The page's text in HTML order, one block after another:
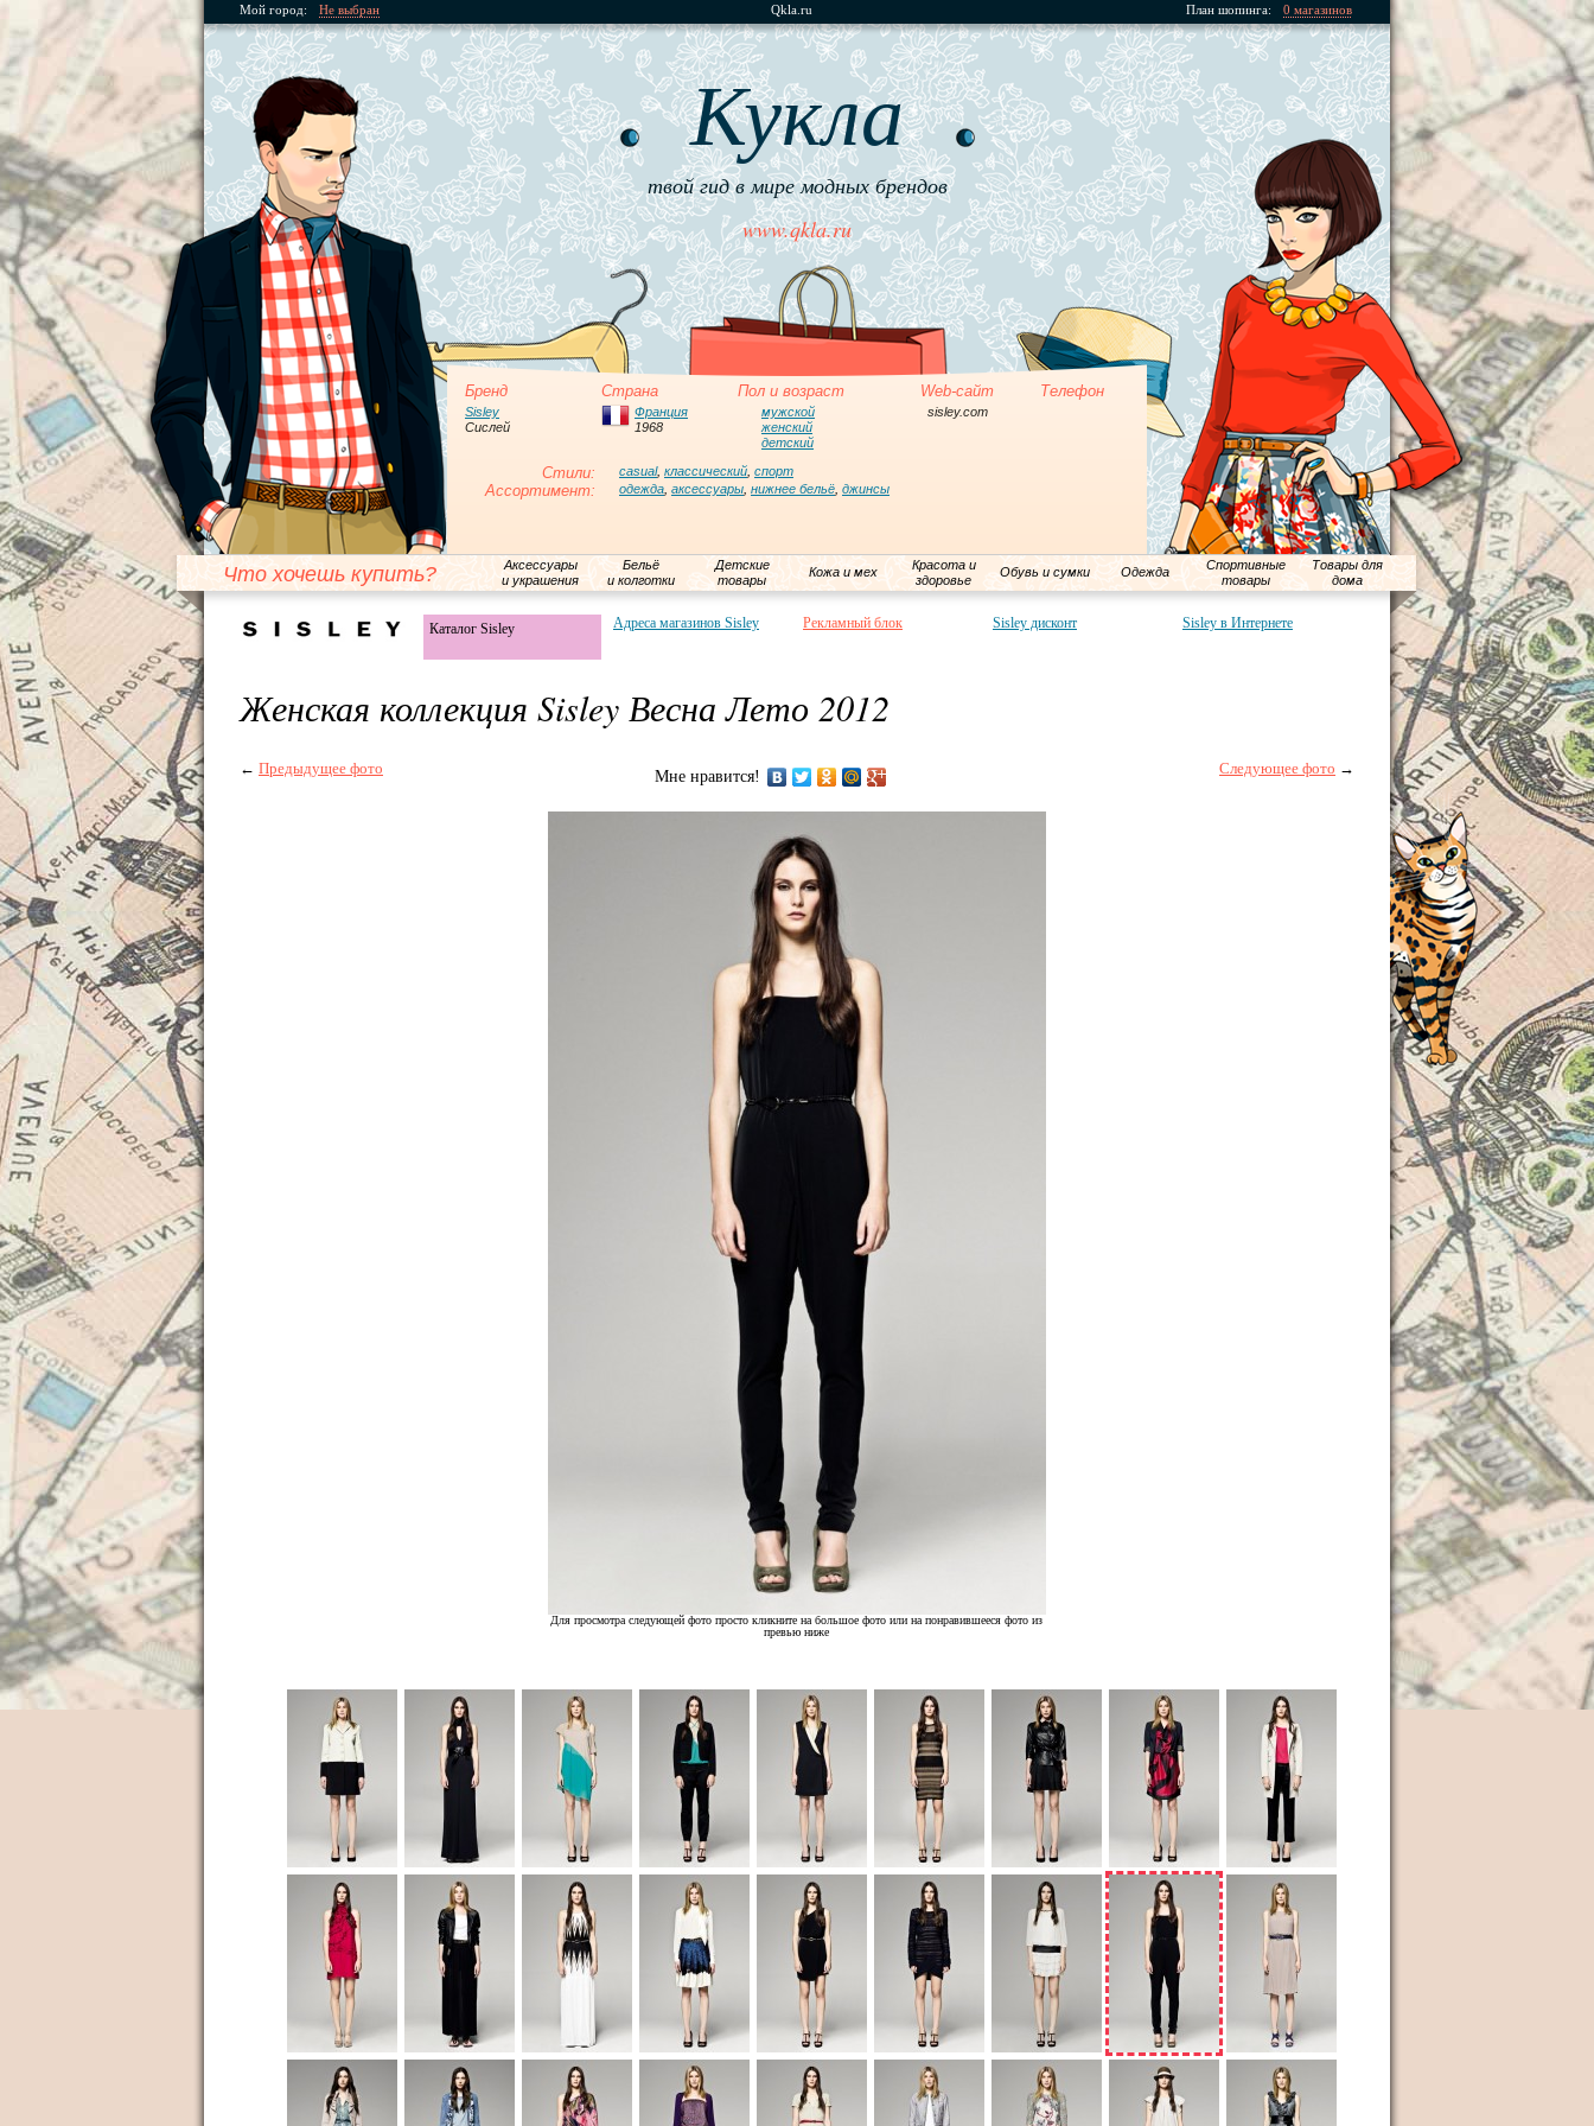
Мой город: Не выбран Qkla.ru План шопинга: 0 магазинов
Кукла
твой гид в мире модных брендов
www.qkla.ru
Бренд Страна Пол и возраст Web-сайт Телефон
Sisley
Сислей
Франция
1968
мужской
женский
детский
sisley.com
Стили: casual, классический спорт
Ассортимент: одежда аксессуары нижнее бельё джинсы
Что хочешь купить?
Аксессуары
и украшения
Бельё
и колготки
Детские
товары
Кожа и мех
Красота и
здоровье
Обувь и сумки Одежда
Спортивные
товары
Товары для
дома
Каталог Sisley Адреса магазинов Sisley Рекламный блок Sisley дисконт Sisley в Интернете
Женская коллекция Sisley Весна Лето 2012
← Предыдущее фото Мне нравится! Следующее фото →
Для просмотра следующей фото просто кликните на большое фото или на понравившееся фото из
превью ниже